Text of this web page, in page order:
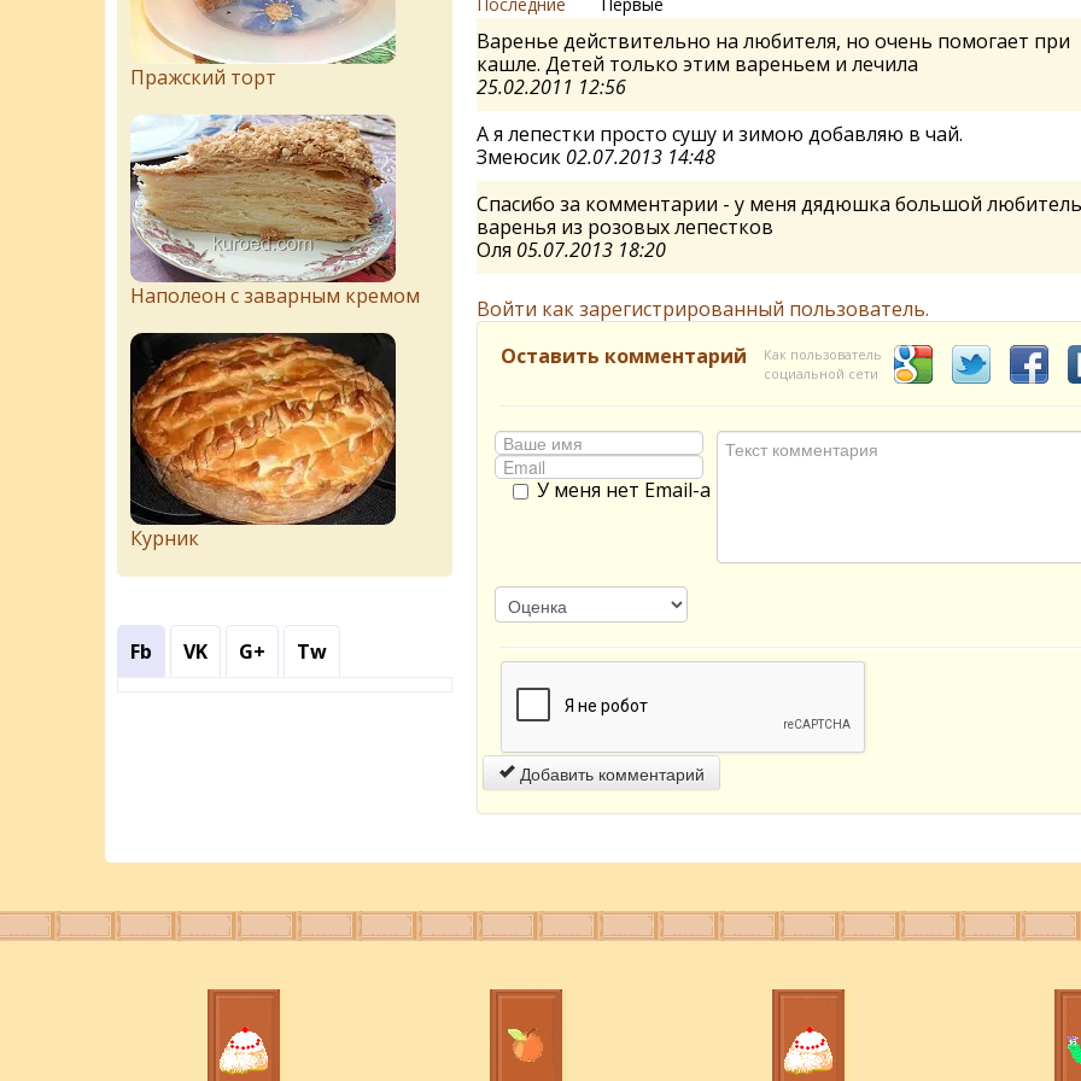
Варенье действительно на любителя, но очень помогает при
кашле. Детей только этим вареньем и лечила
25.02.2011 12:56
А я лепестки просто сушу и зимою добавляю в чай.
Змеюсик 02.07.2013 14:48
Спасибо за комментарии - у меня дядюшка большой любитель
варенья из розовых лепестков
Оля 05.07.2013 18:20
Войти как зарегистрированный пользователь.
Оставить комментарий
Как пользователь
социальной сети
У меня нет Email-а
Добавить комментарий
Пражский торт
Наполеон с заварным кремом
Курник
Fb VK G+ Tw